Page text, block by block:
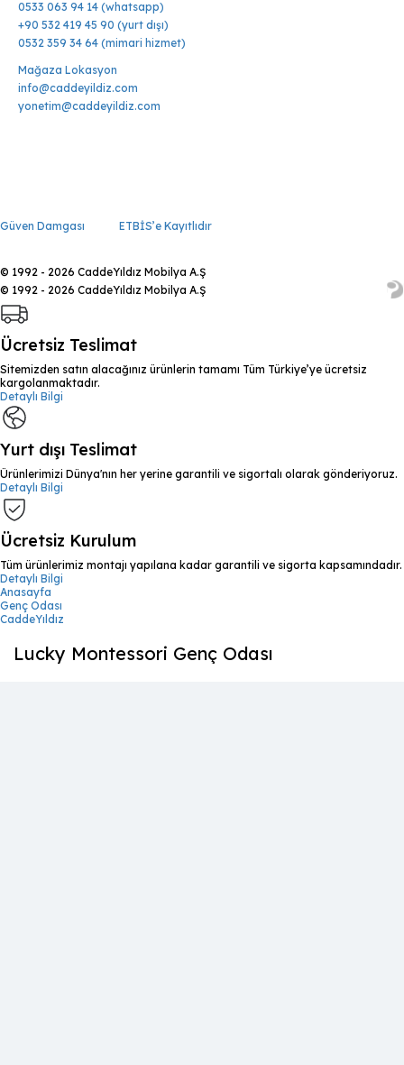
0533 063 94 14 (whatsapp)
+90 532 419 45 90 (yurt dışı)
0532 359 34 64 (mimari hizmet)
Mağaza Lokasyon
info@caddeyildiz.com
yonetim@caddeyildiz.com
Güven Damgası ETBİS’e Kayıtlıdır
© 1992 - 2026 CaddeYıldız Mobilya A.Ş
© 1992 - 2026 CaddeYıldız Mobilya A.Ş
Ücretsiz Teslimat
Sitemizden satın alacağınız ürünlerin tamamı Tüm Türkiye’ye ücretsiz
kargolanmaktadır.
Detaylı Bilgi
Yurt dışı Teslimat
Ürünlerimizi Dünya'nın her yerine garantili ve sigortalı olarak gönderiyoruz.
Detaylı Bilgi
Ücretsiz Kurulum
Tüm ürünlerimiz montajı yapılana kadar garantili ve sigorta kapsamındadır.
Detaylı Bilgi
Anasayfa
Genç Odası
CaddeYıldız
Lucky Montessori Genç Odası